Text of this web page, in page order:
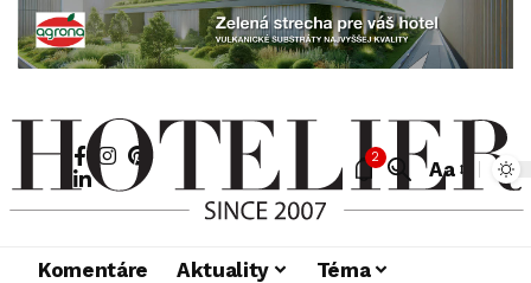
2
Aa
Komentáre Aktuality
Téma